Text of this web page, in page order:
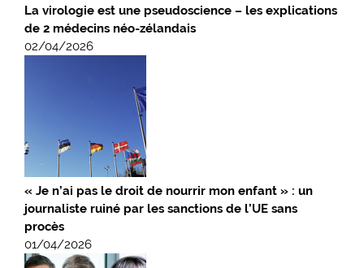
La virologie est une pseudoscience – les explications
de 2 médecins néo-zélandais
02/04/2026
« Je n’ai pas le droit de nourrir mon enfant » : un
journaliste ruiné par les sanctions de l’UE sans
procès
01/04/2026